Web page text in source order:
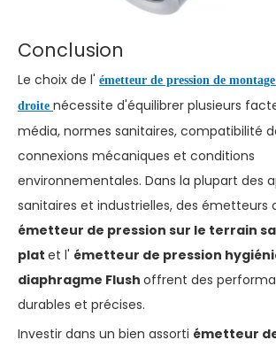
Conclusion
Le choix de l' émetteur de pression de
droite nécessite d'équilibrer plusieurs
média, normes sanitaires, compatibilité
connexions mécaniques et conditions
environnementales. Dans la plupart des
sanitaires et industrielles, des émetteurs
émetteur de pression sur le terrain
plat et l' émetteur de pression
diaphragme Flush offrent des
durables et précises.
Investir dans un bien assorti émetteur